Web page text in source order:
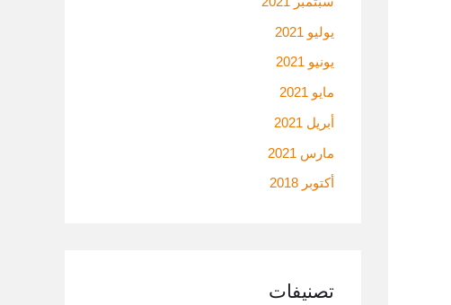
يوليو 2021
يونيو 2021
مايو 2021
أبريل 2021
مارس 2021
أكتوبر 2018
تصنيفات